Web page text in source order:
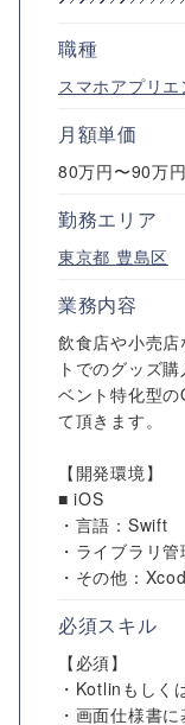
職種
スマホアプリエ
月額単価
80万円〜90万円
勤務エリア
東京都 豊島区
業務内容
飲食店や小売
トでのグッズ
ベント特化型
て頂きます。
【開発環境】
■ iOS
・言語：Swift
・ライブラリ
・その他：
必須スキル
【必須】
・Kotlinもしく
・画面仕様書